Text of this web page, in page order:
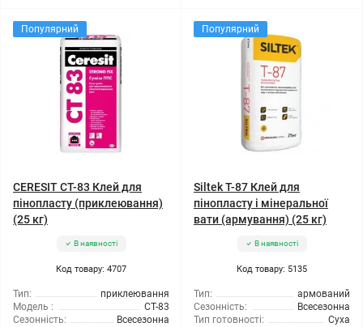
Популярний
CERESIT CT-83 Клей для
пінопласту (приклеювання)
(25 кг)
В наявності
Код товару: 4707
Тип:
приклеювання
Модель :
CT-83
Сезонність:
Всесезонна
Популярний
Siltek T-87 Клей для
пінопласту і мінеральної
вати (армування) (25 кг)
В наявності
Код товару: 5135
Тип:
армований
Сезонність:
Всесезонна
Тип готовності:
Суха